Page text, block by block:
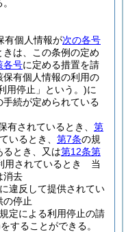
有個人情報が次の各号
は、この条例の定め
各号に定める措置を請
保有個人情報の利用の
用停止」という。)に
続が定められている
有されているとき、 第
いるとき、 第7条の規
るとき、又は第12条第
用されているとき 当
消去
違反して提供されてい
停止
定による利用停止の請
をすることができる。